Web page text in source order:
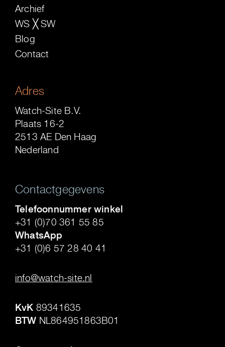
Archief
WS ╳ SW
Blog
Contact
Adres
Watch-Site B.V.
Plaats 16-2
2513 AE Den Haag
Nederland
Contactgegevens
Telefoonnummer winkel
+31 (0)70 361 55 85
WhatsApp
+31 (0)6 57 28 40 41
info@watch-site.nl
KvK 89341635
BTW NL864951863B01